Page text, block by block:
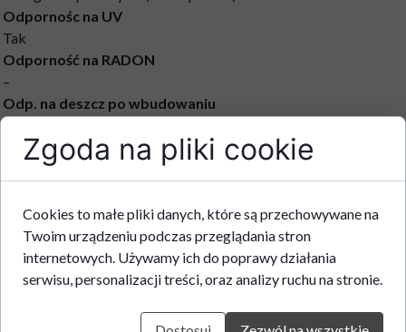
Odpornośc na UV
Tak
Odporność na RADON
–
Odp. na deszcz po wbudowaniu
1h
Zdolność przenoszenia zarysowań
Nie
Zgodność z DIN
Zużycie
właściwości użytkowych)
Zgoda na pliki cookie
Cookies to małe pliki danych, które są przechowywane na
Twoim urządzeniu podczas przeglądania stron
internetowych. Używamy ich do poprawy działania
serwisu, personalizacji treści, oraz analizy ruchu na stronie.